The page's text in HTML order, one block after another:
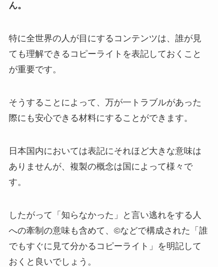
ん。
特に全世界の人が目にするコンテンツは、誰が見
ても理解できるコピーライトを表記しておくこと
が重要です。
そうすることによって、万が一トラブルがあった
際にも安心できる材料にすることができます。
日本国内においては表記にそれほど大きな意味は
ありませんが、複製の概念は国によって様々で
す。
したがって「知らなかった」と言い逃れをする人
への牽制の意味も含めて、©などで構成された「誰
でもすぐに見て分かるコピーライト」を明記して
おくと良いでしょう。